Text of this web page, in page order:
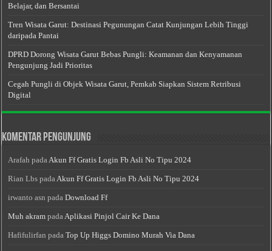
Belajar, dan Bersantai
Tren Wisata Garut: Destinasi Pegunungan Catat Kunjungan Lebih Tinggi
daripada Pantai
DPRD Dorong Wisata Garut Bebas Pungli: Keamanan dan Kenyamanan
Pengunjung Jadi Prioritas
Cegah Pungli di Objek Wisata Garut, Pemkab Siapkan Sistem Retribusi
Digital
Komentar Pengunjung
Arafah pada Akun Ff Gratis Login Fb Asli No Tipu 2024
Rian Lbs pada Akun Ff Gratis Login Fb Asli No Tipu 2024
irwanto asn padaDownload Ff
Muh akram pada Aplikasi Pinjol Cair Ke Dana
Hafifulirfan padaTop Up Higgs Domino Murah Via Dana